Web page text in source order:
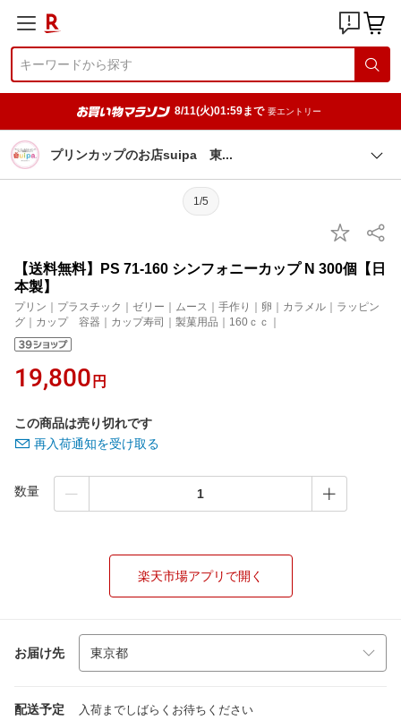
8/11(火)01:59まで 要エントリー
プリンカップのお店suipa 東
1/5
【送料無料】PS 71-160 シンフォニーカップ N 300個【日
本製】
プリン｜プラスチック｜ゼリー｜ムース｜手作り｜卵｜カラメル｜ラッピン
グ｜カップ 容器｜カップ寿司｜製菓用品｜160ｃｃ｜
19,800 円
この商品は売り切れです
再入荷通知を受け取る
数量
楽天市場アプリで開く
お届け先
配送予定 入荷までしばらくお待ちください